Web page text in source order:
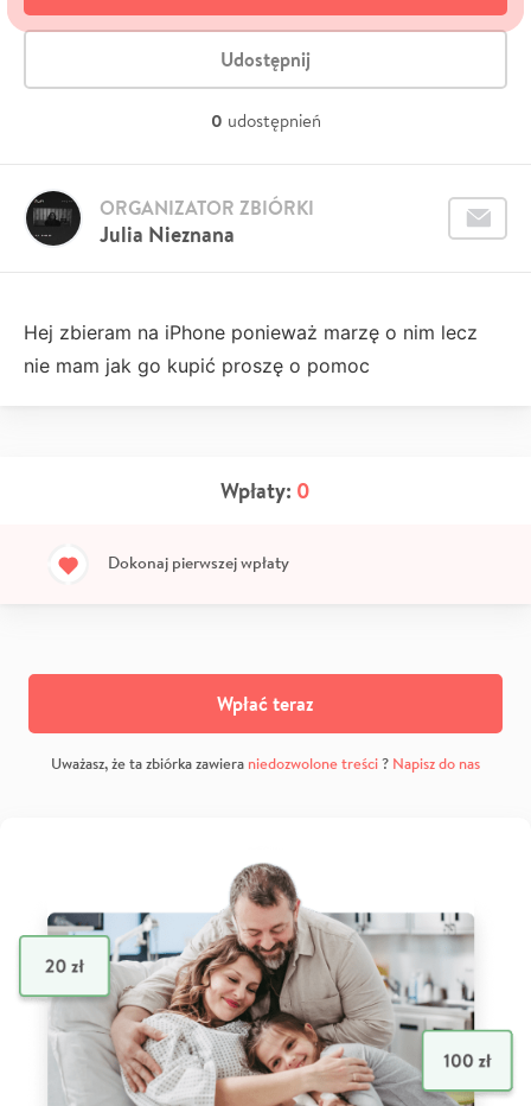
Udostępnij
0 udostępnień
Julia Nieznana
ORGANIZATOR ZBIÓRKI
Hej zbieram na iPhone ponieważ marzę o nim lecz
nie mam jak go kupić proszę o pomoc
Wpłaty: 0
Dokonaj pierwszej wpłaty
Wpłać teraz
Uważasz, że ta zbiórka zawiera niedozwolone treści? Napisz do nas